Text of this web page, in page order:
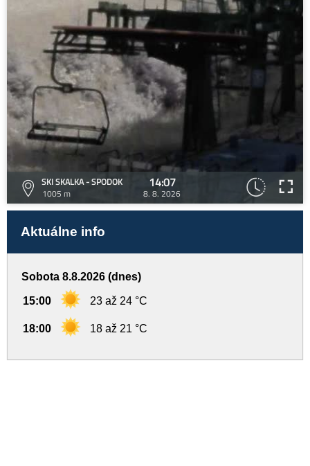
SKI SKALKA - SPODOK
1005 m
14:07
8. 8. 2026
Aktuálne info
Sobota 8.8.2026 (dnes)
15:00 23 až 24 °C
18:00 18 až 21 °C